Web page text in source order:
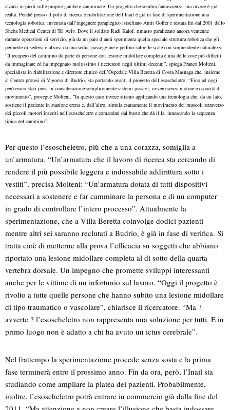
alzarsi in piedi sulle proprie gambe e camminare. Un progetto che sembra fantascienza, ma invece è già
realtà. Perché presso il polo di ricerca e riabilitazione dell’Inail è già in fase di sperimentazione una
tecnologia robotica, inventata dall’ingegnere paraplegico israeliano Amit Goffer e testata fin dal 2001 dallo
Sheba Medical Center di Tel Aviv. Dove il soldato Radi Kaiof, rimasto paralizzato ancora ventenne
durante operazioni di servizio, già da un paio d’anni sperimenta quella speciale struttura robotica che gli
permette di sedersi e alzarsi da una sedia, passeggiare e perfino salire le scale con sorprendente naturalezza.
“Il recupero del cammino da parte di persone con lesione midollare completa è una delle cose più difficili
da immaginare ed ha impegnato moltissimo i ricercatori negli ultimi decenni”, spiega Franco Molteni,
specialista in riabilitazione e direttore clinico dell’Ospedale Villa Beretta di Costa Masnaga che, insieme
al Centro protesi di Vigorso di Budrio, sta portando avanti il progetto dell’esoscheletro. “Fino ad oggi
però erano stati presi in considerazione semplicemente sistemi passivi, ovvero senza motore e capacità di
movimento”, prosegue Molteni. “In questo caso invece stiamo applicando una tecnologia che, da un lato,
sostiene il paziente in stazione eretta e, dall’altro, simula esattamente il movimento dei muscoli attraverso
dei piccoli motori inseriti nell’esoscheletro e comandati dal busto che dà il là, innescando la sequenza
tipica del cammino”.
Per questo l’esoscheletro, più che a una corazza, somiglia a
un’armatura. “Un’armatura che il lavoro di ricerca sta cercando di
rendere il più possibile leggera e indossabile addirittura sotto i
vestiti”, precisa Molteni: “Un’armatura dotata di tutti dispositivi
necessari a sostenere e far camminare la persona e di un computer
in grado di controllare l’intero processo”. Attualmente la
sperimentazione, che a Villa Beretta coinvolge dodici pazienti
mentre altri sei saranno reclutati a Budrio, è già in fase di verifica. Si
tratta cioè di metterne alla prova l’efficacia su soggetti che abbiano
riportato una lesione midollare completa al di sotto della quarta
vertebra dorsale. Un impegno che promette sviluppi interessanti
anche per le vittime di un infortunio sul lavoro. “Oggi il progetto è
rivolto a tutte quelle persone che hanno subito una lesione midollare
di tipo traumatico o vascolare”, chiarisce il ricercatore. “Ma ?
avverte ? l’esoscheletro non rappresenta una soluzione per tutti. E in
primo luogo non è adatto a chi ha avuto un ictus cerebrale”.
Nel frattempo la sperimentazione procede senza sosta e la prima
fase terminerà entro il prossimo anno. Fin da ora, però, l’Inail sta
studiando come ampliare la platea dei pazienti. Probabilmente,
inoltre, l’esoscheletro potrà entrare in commercio già dalla fine del